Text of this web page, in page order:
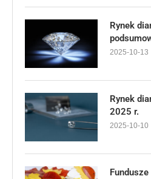
Rynek
2025-10-13
Rynek
2025 r.
2025-10-10